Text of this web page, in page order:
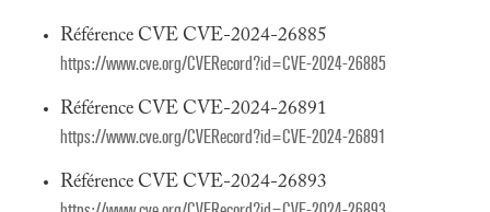
Référence CVE CVE-2024-26885
https://www.cve.org/CVERecord?id=CVE-2024-26885
Référence CVE CVE-2024-26891
https://www.cve.org/CVERecord?id=CVE-2024-26891
Référence CVE CVE-2024-26893